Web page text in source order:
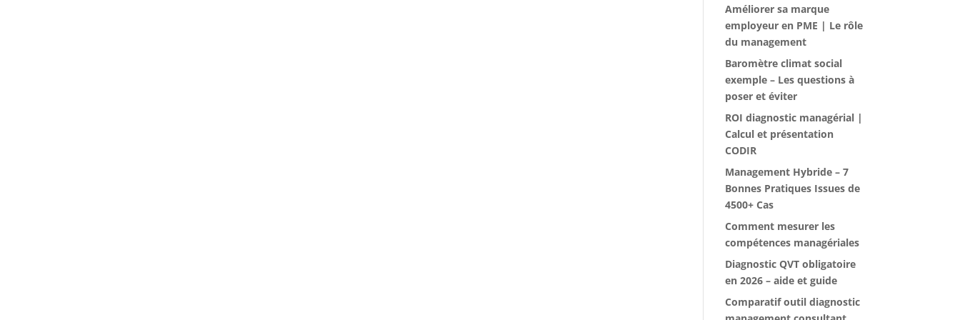
Améliorer sa marque
employeur en PME | Le rôle
du management
Baromètre climat social
exemple – Les questions à
poser et éviter
ROI diagnostic managérial |
Calcul et présentation
CODIR
Management Hybride – 7
Bonnes Pratiques Issues de
4500+ Cas
Comment mesurer les
compétences managériales
Diagnostic QVT obligatoire
en 2026 – aide et guide
Comparatif outil diagnostic